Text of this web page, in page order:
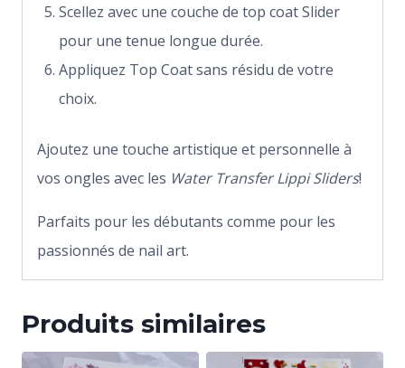
Scellez avec une couche de top coat Slider
pour une tenue longue durée.
Appliquez Top Coat sans résidu de votre
choix.
Ajoutez une touche artistique et personnelle à
vos ongles avec les Water Transfer Lippi Sliders!
Parfaits pour les débutants comme pour les
passionnés de nail art.
Produits similaires